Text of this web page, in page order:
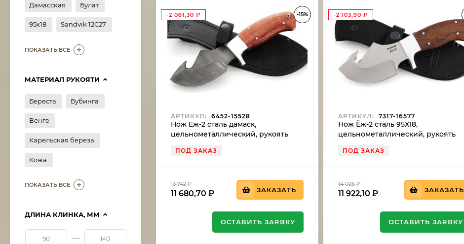
-15%
-2 061,30 ₽
АРТИКУЛ: 6452-15528
Нож Еж-2 сталь дамаск,
цельнометаллический, рукоять
ПОД ЗАКАЗ
13 742₽
11 680,70 ₽ ЗАКАЗАТЬ
ОСТАВИТЬ ЗАЯВКУ
-2 103,90₽
АРТИКУЛ: 7317-16577
Нож Ёж-2 сталь 95Х18,
цельнометаллический, рукоять
ПОД ЗАКАЗ
14 026₽
11 922,10₽ ЗАКАЗАТЬ
ОСТАВИТЬ ЗАЯВКУ
Дамасская Булат
95х18 Sandvik 12C27
ПОКАЗАТЬ ВСЕ
МАТЕРИАЛ РУКОЯТИ
Береста Бубинга
Венге
Карельская береза
Кожа
ПОКАЗАТЬ ВСЕ
ДЛИНА КЛИНКА, ММ
—